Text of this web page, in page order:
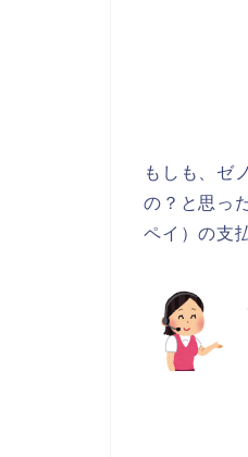
もしも、ゼ
の？と思っ
ペイ）の支